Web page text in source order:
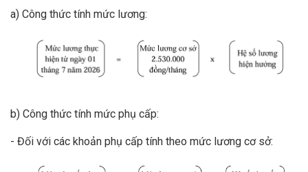
a) Công thức tính mức lương:
b) Công thức tính mức phụ cấp:
- Đối với các khoản phụ cấp tính theo mức lương cơ sở: